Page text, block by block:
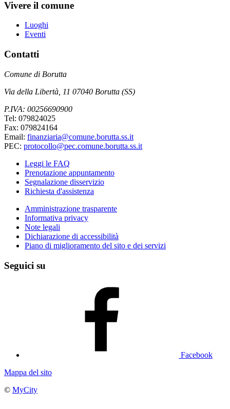
Vivere il comune
Luoghi
Eventi
Contatti
Comune di Borutta
Via della Libertà, 11 07040 Borutta (SS)
P.IVA: 00256690900
Tel: 079824025
Fax: 079824164
Email: finanziaria@comune.borutta.ss.it
PEC: protocollo@pec.comune.borutta.ss.it
Leggi le FAQ
Prenotazione appuntamento
Segnalazione disservizio
Richiesta d'assistenza
Amministrazione trasparente
Informativa privacy
Note legali
Dichiarazione di accessibilità
Piano di miglioramento del sito e dei servizi
Seguici su
Facebook
Mappa del sito
© MyCity